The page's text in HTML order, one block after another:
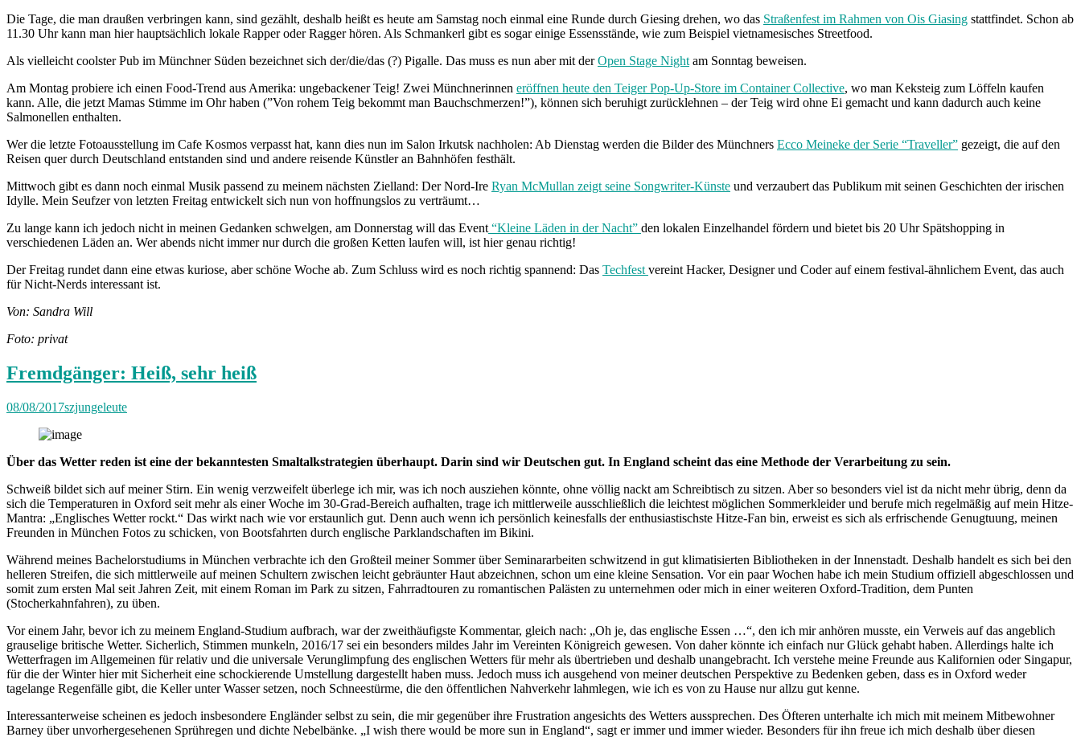
Die Tage, die man draußen verbringen kann, sind gezählt, deshalb heißt es heute am Samstag noch einmal eine Runde durch Giesing drehen, wo das Straßenfest im Rahmen von Ois Giasing stattfindet. Schon ab
11.30 Uhr kann man hier hauptsächlich lokale Rapper oder Ragger hören. Als Schmankerl gibt es sogar einige Essensstände, wie zum Beispiel vietnamesisches Streetfood.
Als vielleicht coolster Pub im Münchner Süden bezeichnet sich der/die/das (?) Pigalle. Das muss es nun aber mit derOpen Stage Night am Sonntag beweisen.
Am Montag probiere ich einen Food-Trend aus Amerika: ungebackener Teig! Zwei Münchnerinnen eröffnen heute den Teiger Pop-Up-Store im Container Collective, wo man Keksteig zum Löffeln kaufen
kann. Alle, die jetzt Mamas Stimme im Ohr haben (”Von rohem Teig bekommt man Bauchschmerzen!”), können sich beruhigt zurücklehnen – der Teig wird ohne Ei gemacht und kann dadurch auch keine
Salmonellen enthalten.
Wer die letzte Fotoausstellung im Cafe Kosmos verpasst hat, kann dies nun im Salon Irkutsk nachholen: Ab Dienstag werden die Bilder des Münchners Ecco Meineke der Serie “Traveller” gezeigt, die auf den
Reisen quer durch Deutschland entstanden sind und andere reisende Künstler an Bahnhöfen festhält.
Mittwoch gibt es dann noch einmal Musik passend zu meinem nächsten Zielland: Der Nord-Ire Ryan McMullan zeigt seine Songwriter-Künste und verzaubert das Publikum mit seinen Geschichten der irischen
Idylle. Mein Seufzer von letzten Freitag entwickelt sich nun von hoffnungslos zu verträumt…
Zu lange kann ich jedoch nicht in meinen Gedanken schwelgen, am Donnerstag will das Event “Kleine Läden in der Nacht” den lokalen Einzelhandel fördern und bietet bis 20 Uhr Spätshopping in
verschiedenen Läden an. Wer abends nicht immer nur durch die großen Ketten laufen will, ist hier genau richtig!
Der Freitag rundet dann eine etwas kuriose, aber schöne Woche ab. Zum Schluss wird es noch richtig spannend: Das Techfest vereint Hacker, Designer und Coder auf einem festival-ähnlichem Event, das auch
für Nicht-Nerds interessant ist.
Von: Sandra Will
Foto: privat
Fremdgänger: Heiß, sehr heiß
08/08/2017szjungeleute
Über das Wetter reden ist eine der bekanntesten Smaltalkstrategien überhaupt. Darin sind wir Deutschen gut. In England scheint das eine Methode der Verarbeitung zu sein.
Schweiß bildet sich auf meiner Stirn. Ein wenig verzweifelt überlege ich mir, was ich noch ausziehen könnte, ohne völlig nackt am Schreibtisch zu sitzen. Aber so besonders viel ist da nicht mehr übrig, denn da
sich die Temperaturen in Oxford seit mehr als einer Woche im 30-Grad-Bereich aufhalten, trage ich mittlerweile ausschließlich die leichtest möglichen Sommerkleider und berufe mich regelmäßig auf mein Hitze-
Mantra: „Englisches Wetter rockt.“ Das wirkt nach wie vor erstaunlich gut. Denn auch wenn ich persönlich keinesfalls der enthusiastischste Hitze-Fan bin, erweist es sich als erfrischende Genugtuung, meinen
Freunden in München Fotos zu schicken, von Bootsfahrten durch englische Parklandschaften im Bikini.
Während meines Bachelorstudiums in München verbrachte ich den Großteil meiner Sommer über Seminararbeiten schwitzend in gut klimatisierten Bibliotheken in der Innenstadt. Deshalb handelt es sich bei den
helleren Streifen, die sich mittlerweile auf meinen Schultern zwischen leicht gebräunter Haut abzeichnen, schon um eine kleine Sensation. Vor ein paar Wochen habe ich mein Studium offiziell abgeschlossen und
somit zum ersten Mal seit Jahren Zeit, mit einem Roman im Park zu sitzen, Fahrradtouren zu romantischen Palästen zu unternehmen oder mich in einer weiteren Oxford-Tradition, dem Punten
(Stocherkahnfahren), zu üben.
Vor einem Jahr, bevor ich zu meinem England-Studium aufbrach, war der zweithäufigste Kommentar, gleich nach: „Oh je, das englische Essen …“, den ich mir anhören musste, ein Verweis auf das angeblich
grauselige britische Wetter. Sicherlich, Stimmen munkeln, 2016/17 sei ein besonders mildes Jahr im Vereinten Königreich gewesen. Von daher könnte ich einfach nur Glück gehabt haben. Allerdings halte ich
Wetterfragen im Allgemeinen für relativ und die universale Verunglimpfung des englischen Wetters für mehr als übertrieben und deshalb unangebracht. Ich verstehe meine Freunde aus Kalifornien oder Singapur,
für die der Winter hier mit Sicherheit eine schockierende Umstellung dargestellt haben muss. Jedoch muss ich ausgehend von meiner deutschen Perspektive zu Bedenken geben, dass es in Oxford weder
tagelange Regenfälle gibt, die Keller unter Wasser setzen, noch Schneestürme, die den öffentlichen Nahverkehr lahmlegen, wie ich es von zu Hause nur allzu gut kenne.
Interessanterweise scheinen es jedoch insbesondere Engländer selbst zu sein, die mir gegenüber ihre Frustration angesichts des Wetters aussprechen. Des Öfteren unterhalte ich mich mit meinem Mitbewohner
Barney über unvorhergesehenen Sprühregen und dichte Nebelbänke. „I wish there would be more sun in England“, sagt er immer und immer wieder. Besonders für ihn freue ich mich deshalb über diesen